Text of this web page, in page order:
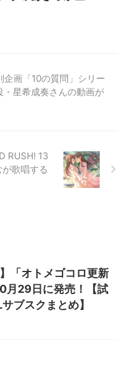
企画「10の質問」シリー
・星希成奏さんの動画が
RUSH! 13
歌唱する
「オトメゴコロ更新
月29日に発売！【試
ブスクまとめ】